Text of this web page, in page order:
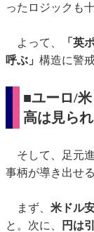
ったロジックも
よって、
「英
呼ぶ」 構造に警
■ユーロ/
高は見ら
そして、足元
事柄が導き出せ
まず、 米ドル
と。次に、
円は